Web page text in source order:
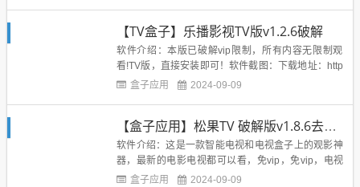
【TV盒子】乐播影视TV版v1.2.6破解
软件介绍：本版已破解vip限制，所有内容无限制观
看!TV版，直接安装即可！软件截图：下载地址：http
s://www.lanzous.com/i79gtmd...
盒子应用 2024-09-09
【盒子应用】松果TV 破解版v1.8.6去广告，去p2p限制
软件介绍：这是一款智能电视和电视盒子上的观影神
器，最新的电影电视都可以看，免vip，免vip，电视
上必备！！！！超级好用，独有的P2P加速模式，速
盒子应用 2024-09-09